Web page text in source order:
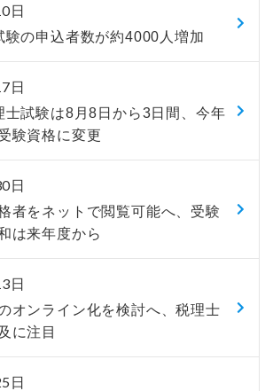
日
験の申込者数が約4000人増加
日
士試験は8月8日から3日間、今年
験資格に変更
日
者をネットで閲覧可能へ、受験
は来年度から
日
オンライン化を検討へ、税理士
に注目
日